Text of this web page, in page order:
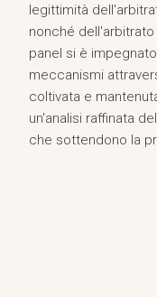
legittimità
nonché
panel si è
meccanismi
coltivata e
un'analisi raffinata
che sottendono la